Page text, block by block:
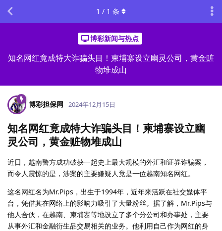
博彩新闻与热点
知名网红竟成特大诈骗头目！柬埔寨设立幽灵公司，黄金赃
物堆成山
1 / 1 条
博彩担保网 2024年12月15日
知名网红竟成特大诈骗头目！柬埔寨设立幽
灵公司，黄金赃物堆成山
近日，越南警方成功破获一起史上最大规模的外汇和证券诈骗案，
而令人震惊的是，涉案的主要嫌疑人竟是一位越南知名网红。
这名网红名为Mr.Pips，出生于1994年，近年来活跃在社交媒体平
台，凭借其在网络上的影响力吸引了大量粉丝。据了解，Mr.Pips与
他人合伙，在越南、柬埔寨等地设立了多个分公司和办事处，主要
从事外汇和金融衍生品交易相关的业务。他利用自己作为网红的身